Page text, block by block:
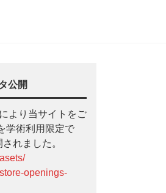
公開
より当サイトをご
学術利用限定で
れました。
openings-